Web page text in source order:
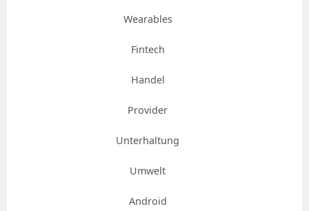
Wearables
Fintech
Handel
Provider
Unterhaltung
Umwelt
Android